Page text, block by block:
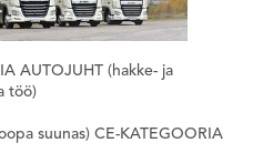
AUTOJUHT (hakke- ja
töö)
suunas) CE-KATEGOORIA